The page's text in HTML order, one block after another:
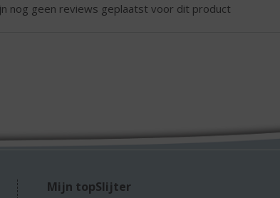
nog geen reviews geplaatst voor dit product
Mijn topSlijter